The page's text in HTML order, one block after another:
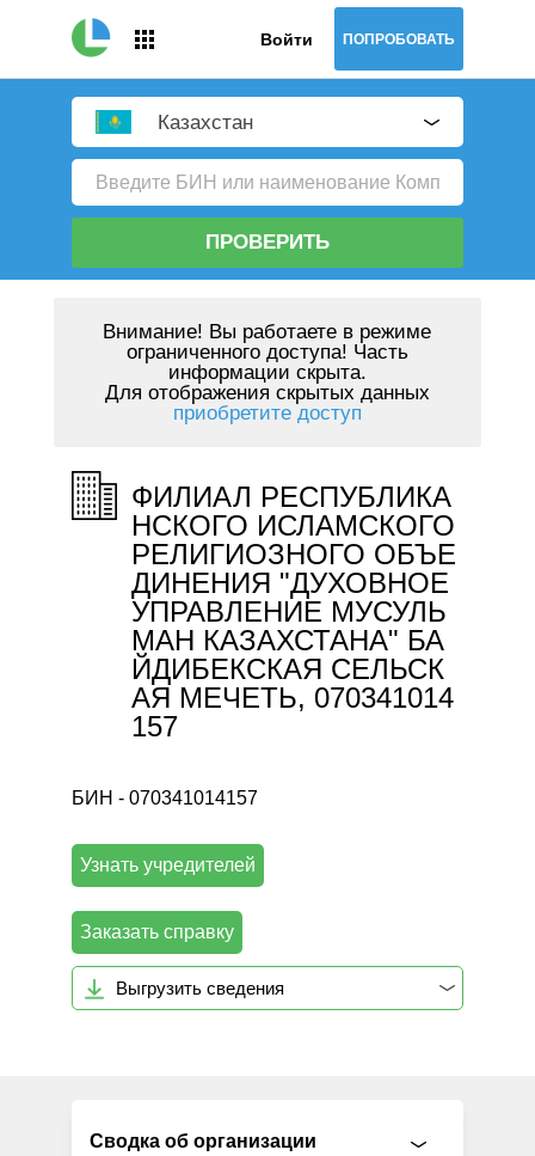
Войти ПОПРОБОВАТЬ
Казахстан
ПРОВЕРИТЬ
Внимание! Вы работаете в режиме
ограниченного доступа! Часть
информации скрыта.
Для отображения скрытых данных
приобретите доступ
ФИЛИАЛ РЕСПУБЛИКА
НСКОГО ИСЛАМСКОГО
РЕЛИГИОЗНОГО ОБЪЕ
ДИНЕНИЯ "ДУХОВНОЕ
УПРАВЛЕНИЕ МУСУЛЬ
МАН КАЗАХСТАНА" БА
ЙДИБЕКСКАЯ СЕЛЬСК
АЯ МЕЧЕТЬ, 070341014
157
БИН - 070341014157
Узнать учредителей
Заказать справку
Выгрузить сведения
Сводка об организации